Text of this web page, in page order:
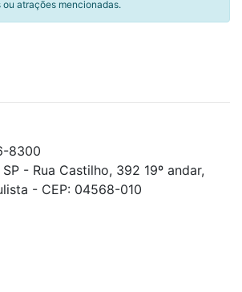
atrações mencionadas.
8300
- Rua Castilho, 392 19º andar,
- CEP: 04568-010